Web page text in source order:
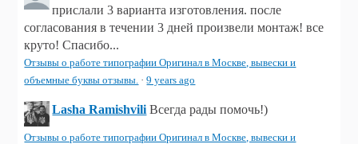
прислали 3 варианта изготовления. после
согласования в течении 3 дней произвели монтаж! все
круто! Спасибо...
Отзывы о работе типографии Оригинал в Москве, вывески и
объемные буквы отзывы. ·9 years ago
Lasha Ramishvili Всегда рады помочь!)
Отзывы о работе типографии Оригинал в Москве, вывески и